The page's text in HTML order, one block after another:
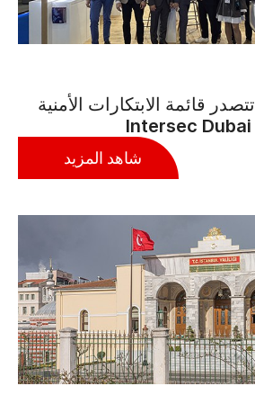
شركة TRASSIR تتصدر قائمة الابتكارات الأمنية
شاهد المزيد